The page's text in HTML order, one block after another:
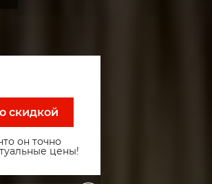
скидкой
он точно
цены!